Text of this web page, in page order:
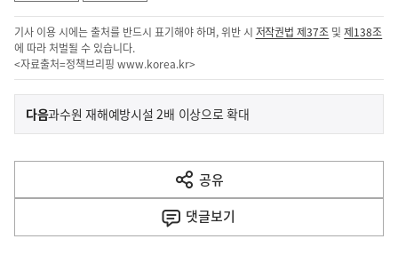
기사 이용 시에는 출처를 반드시 표기해야 하며, 위반 시 저작권법 제37조 및제138조
에 따라 처벌될 수 있습니다.
<자료출처=정책브리핑 www.korea.kr>
이
전
다
음
다음기
과수원 재해예방시설 2배 이상으로 확대
공유
열
기
댓글보기